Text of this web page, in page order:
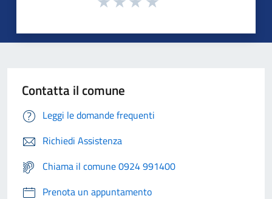
Contatta il comune
Leggi le domande frequenti
Richiedi Assistenza
Chiama il comune 0924 991400
Prenota un appuntamento